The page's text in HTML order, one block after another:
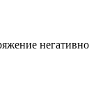
негативно